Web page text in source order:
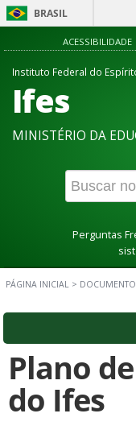
BRASIL
ACESSIBILIDADE
Instituto Federal do
Ifes
MINISTÉRIO DA
Perguntas
PÁGINA INICIAL >
Plano
do Ifes